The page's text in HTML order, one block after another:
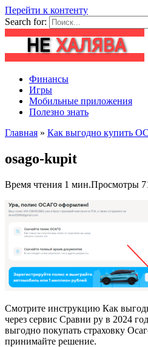
Перейти к контенту
Search for:
Финансы
Игры
Мобильные приложения
Полезно знать
Главная » Как выгодно купить
osago-kupit
Время чтения 1 мин.Просмотры
Смотрите инструкцию Как
через сервис Сравни ру в 2024
выгодно покупать страховку
принимайте решение.